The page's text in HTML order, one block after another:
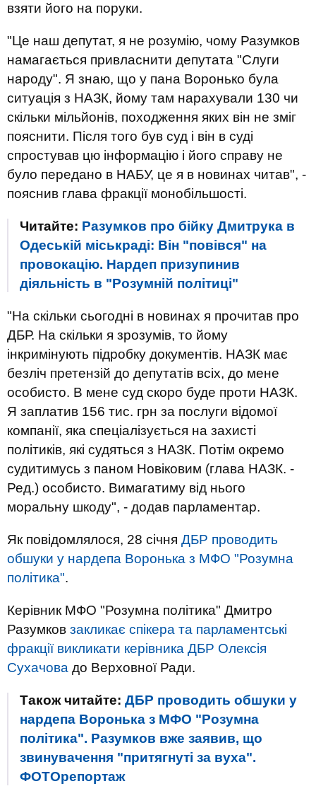
взяти його на поруки.
"Це наш депутат, я не розумію, чому Разумков
намагається привласнити депутата "Слуги
народу". Я знаю, що у пана Воронько була
ситуація з НАЗК, йому там нарахували 130 чи
скільки мільйонів, походження яких він не зміг
пояснити. Після того був суд і він в суді
спростував цю інформацію і його справу не
було передано в НАБУ, це я в новинах читав", -
пояснив глава фракції монобільшості.
Читайте: Разумков про бійку Дмитрука в
Одеській міськраді: Він "повівся" на
провокацію. Нардеп призупинив
діяльність в "Розумній політиці"
"На скільки сьогодні в новинах я прочитав про
ДБР. На скільки я зрозумів, то йому
інкримінують підробку документів. НАЗК має
безліч претензій до депутатів всіх, до мене
особисто. В мене суд скоро буде проти НАЗК.
Я заплатив 156 тис. грн за послуги відомої
компанії, яка спеціалізується на захисті
політиків, які судяться з НАЗК. Потім окремо
судитимусь з паном Новіковим (глава НАЗК. -
Ред.) особисто. Вимагатиму від нього
моральну шкоду", - додав парламентар.
Як повідомлялося, 28 січня ДБР проводить
обшуки у нардепа Воронька з МФО "Розумна
політика".
Керівник МФО "Розумна політика" Дмитро
Разумков закликає спікера та парламентські
фракції викликати керівника ДБР Олексія
Сухачова до Верховної Ради.
Також читайте: ДБР проводить обшуки у
нардепа Воронька з МФО "Розумна
політика". Разумков вже заявив, що
звинувачення "притягнуті за вуха".
ФОТОрепортаж